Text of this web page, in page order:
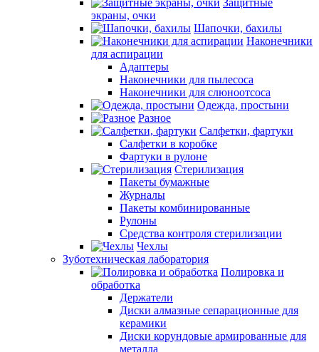
Защитные
экраны, очки
Шапочки, бахилы
Наконечники
для аспирации
Адаптеры
Наконечники для пылесоса
Наконечники для слюноотсоса
Одежда, простыни
Разное
Салфетки, фартуки
Салфетки в коробке
Фартуки в рулоне
Стерилизация
Пакеты бумажные
Журналы
Пакеты комбинированные
Рулоны
Средства контроля стерилизации
Чехлы
Зуботехническая лаборатория
Полировка и
обработка
Держатели
Диски алмазные сепарационные для
керамики
Диски корундовые армированные для
металла